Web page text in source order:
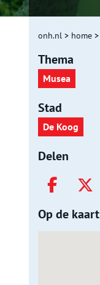
onh.nl > home >
Thema
Musea
Stad
De Koog
Delen
Op de kaart